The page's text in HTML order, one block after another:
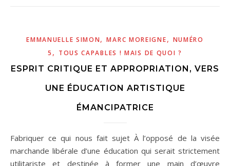
EMMANUELLE SIMON,MARC MOREIGNE, NUMÉRO
5 , TOUS CAPABLES ! MAIS DE QUOI ?
ESPRIT CRITIQUE ET APPROPRIATION, VERS
UNE ÉDUCATION ARTISTIQUE
ÉMANCIPATRICE
Fabriquer ce qui nous fait sujet À l’opposé de la visée
marchande libérale d’une éducation qui serait strictement
utilitariste et destinée à former une main d’œuvre